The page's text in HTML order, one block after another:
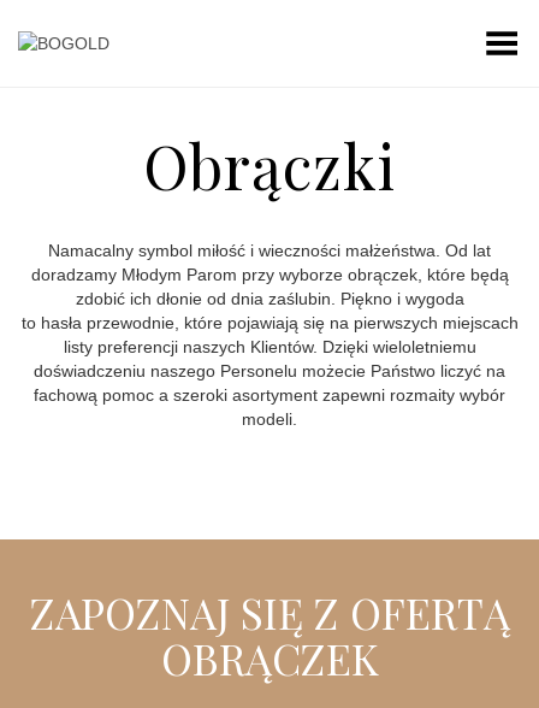
Toggle Menu
Obrączki
Namacalny symbol miłość i wieczności małżeństwa. Od lat
doradzamy Młodym Parom przy wyborze obrączek, które będą
zdobić ich dłonie od dnia zaślubin. Piękno i wygoda
to hasła przewodnie, które pojawiają się na pierwszych miejscach
listy preferencji naszych Klientów. Dzięki wieloletniemu
doświadczeniu naszego Personelu możecie Państwo liczyć na
fachową pomoc a szeroki asortyment zapewni rozmaity wybór
modeli.
ZAPOZNAJ SIĘ Z OFERTĄ
OBRĄCZEK